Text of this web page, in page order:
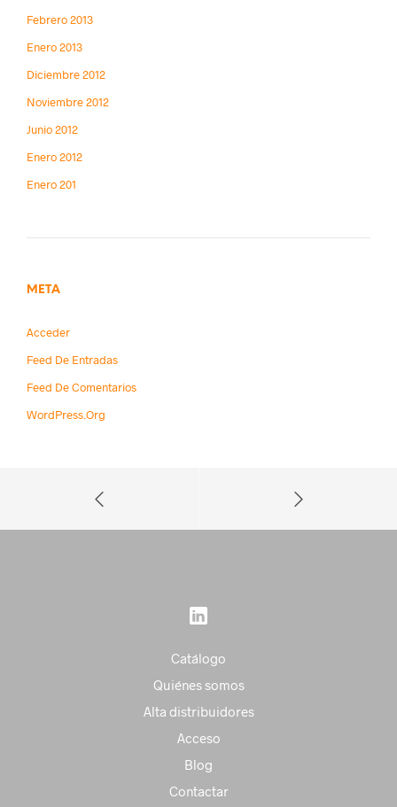
Febrero 2013
Enero 2013
Diciembre 2012
Noviembre 2012
Junio 2012
Enero 2012
Enero 201
META
Acceder
Feed De Entradas
Feed De Comentarios
WordPress.org
Catálogo
Quiénes somos
Alta distribuidores
Acceso
Blog
Contactar